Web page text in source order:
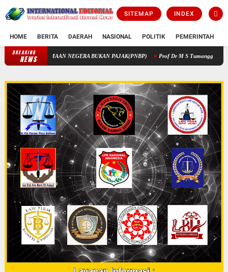
SITEMAP INDEX
HOME BERITA DAERAH NASIONAL POLITIK PEMERINTAH
BREAKING
NEWS PENGELOLAAN KEUANGAN STIK MELALUI PENERIMAAN NEGERA